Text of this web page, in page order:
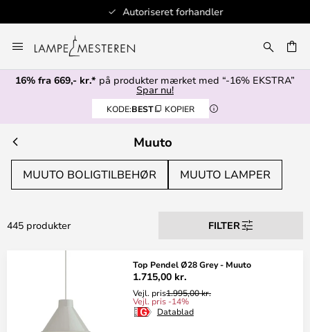
Autoriseret forhandler
to
Content
16% fra 669,- kr.* på produkter mærket med “-16% EKSTRA”
Spar nu!
KODE:BEST KOPIER
Muuto
MUUTO BOLIGTILBEHØR MUUTO LAMPER
445 produkter FILTER
Top Pendel Ø28 Grey - Muuto
1.715,00 kr.
Vejl. pris1.995,00 kr.
Vejl. pris -14%
Datablad